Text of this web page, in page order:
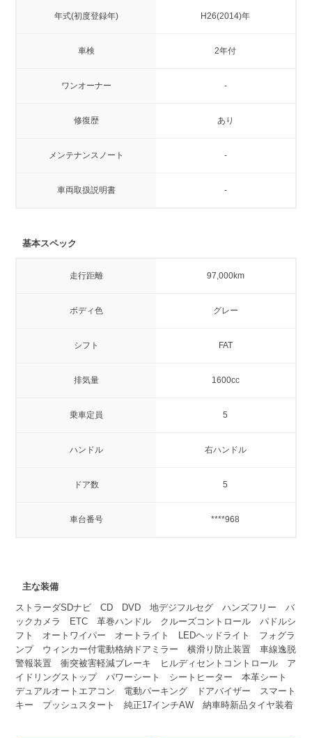
年式(初度登録年) H26(2014)年
車検 2年付
ワンオーナー -
修復歴 あり
メンテナンスノート -
車両取扱説明書 -
基本スペック
走行距離 97,000km
ボディ色 グレー
シフト FAT
排気量 1600cc
乗車定員 5
ハンドル 右ハンドル
ドア数 5
車台番号 ****968
主な装備
ストラーダSDナビ CD DVD 地デジフルセグ ハンズフリー バ
ックカメラ ETC 革巻ハンドル クルーズコントロール パドルシ
フト オートワイパー オートライト LEDヘッドライト フォグラ
ンプ ウィンカー付電動格納ドアミラー 横滑り防止装置 車線逸脱
警報装置 衝突被害軽減ブレーキ ヒルディセントコントロール ア
イドリングストップ パワーシート シートヒーター 本革シート
デュアルオートエアコン 電動パーキング ドアバイザー スマート
キー プッシュスタート 純正17インチAW 納車時新品タイヤ装着